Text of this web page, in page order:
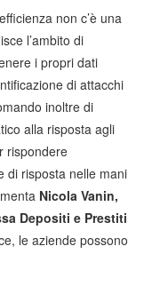
non c’è una
l’ambito di
i propri dati
di attacchi
inoltre di
alla risposta agli
rispondere
di risposta nelle mani
Nicola Vanin,
Depositi e Prestiti
le aziende possono